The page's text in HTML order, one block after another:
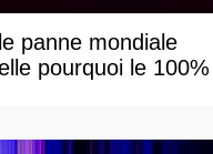
panne mondiale
pourquoi le 100%